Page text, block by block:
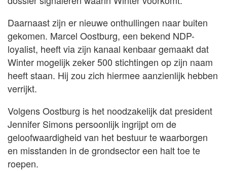
Daarnaast zijn er nieuwe onthullingen naar buiten
gekomen. Marcel Oostburg, een bekend NDP-
loyalist, heeft via zijn kanaal kenbaar gemaakt dat
Winter mogelijk zeker 500 stichtingen op zijn naam
heeft staan. Hij zou zich hiermee aanzienlijk hebben
verrijkt.
Volgens Oostburg is het noodzakelijk dat president
Jennifer Simons persoonlijk ingrijpt om de
geloofwaardigheid van het bestuur te waarborgen
en misstanden in de grondsector een halt toe te
roepen.